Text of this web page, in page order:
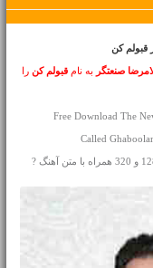
قبولم کن
صنعتگر به نام قبولم کن را
Free Download The
Called